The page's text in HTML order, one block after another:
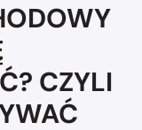
CZYLI